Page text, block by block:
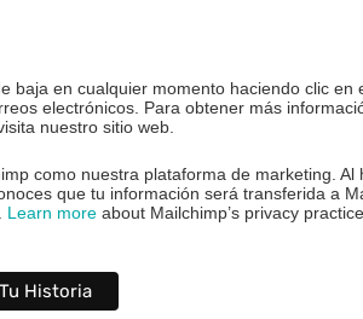
baja en cualquier momento haciendo clic en
electrónicos. Para obtener más
nuestro sitio web.
como nuestra plataforma de marketing.
que tu información será transferida a
Learn moreabout Mailchimp’s privacy